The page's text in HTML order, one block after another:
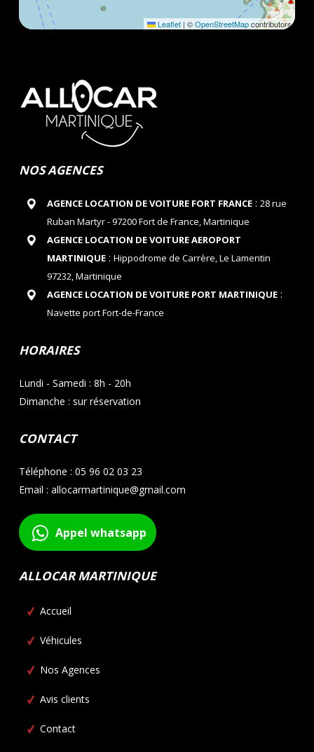
Leaflet | ©OpenStreetMapcontributors
NOS AGENCES
AGENCE LOCATION DE VOITURE FORT FRANCE: 28 rue
Ruban Martyr - 97200 Fort de France, Martinique
AGENCE LOCATION DE VOITURE AEROPORT
MARTINIQUE: Hippodrome de Carrère, Le Lamentin
97232, Martinique
AGENCE LOCATION DE VOITURE PORT MARTINIQUE:
Navette port Fort-de-France
HORAIRES
Lundi - Samedi : 8h - 20h
Dimanche : sur réservation
CONTACT
Téléphone : 05 96 02 03 23
Email : allocarmartinique@gmail.com
Appel whatsapp
ALLOCAR MARTINIQUE
Accueil
Véhicules
Nos Agences
Avis clients
Contact